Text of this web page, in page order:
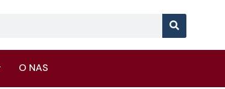
Search
O NAS